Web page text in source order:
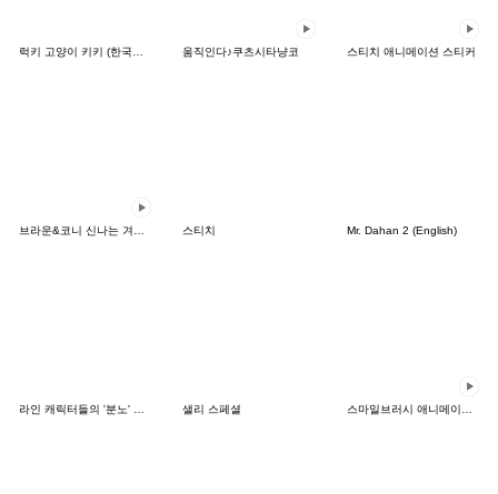
움직인다♪쿠츠시타냥코 스티치 애니메이션 스티커
스티치 Mr. Dahan 2 (English)
라인 캐릭터들의 '분노' 시리즈 샐리 스페셜 스마일브러시 애니메이션 스티커